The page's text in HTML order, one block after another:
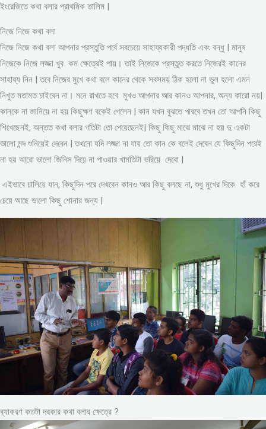
ইংরেজিতে কথা বলার প্রাথমিক তালিম |
নিজে নিজে কথা বলা
নিজে নিজে কথা বলা আপনার প্রস্তুতি পর্বে সবচেয়ে সাহায্যকারী পদ্ধতি এবং বন্ধু | মানুষ
নিজেকে নিজে লজ্জা খুব কম ক্ষেত্রেই পায়। তাই নিজেকে প্রস্তুত করতে নিজেরই কানের
সাহায্য নিন | তবে নিজের মুখে কথা বলে কানের থেকে সবসময় ঠিক হলো না ভুল হলো এমন
নিখুত মতামত চাইবেন না। মনে রাখতে হবে মুখও আপনার আর কানও আপনার, অন্য কারো নয়|
কানকে না জানিয়ে না হয় কিছুক্ষণ বকেই গেলেন | কান যখন বুঝতে পারবে তখন তো আপনি কিছু
শিখেছেনই, অন্তত কথা বলার গতিটা তো পেয়েছেনই| কিছু কিছু মাঝে মাঝে না হয় দু একটা
ভালো মন্দ শুনিয়েই দেবেন | তখনো যদি লজ্জা না যায় তো কান কে বলেই দেবেন যে কিছুদিন পরেই
না হয় আরো ভালো জিনিস দিয়ে না পাওয়ার খামতিটা ভরিয়ে দেবো |
এইভাবে চালিয়ে যান, কিছুদিন পরে দেখবেন কানও আর কিছু বলছে না, শুধু মুখের দিকে হাঁ করে
চেয়ে আছে ভালো কিছু শোনার জন্য |
ব্যাকরণ কতটা দরকার কথা বলার ক্ষেত্রে ?